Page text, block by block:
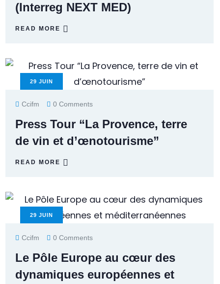
(Interreg NEXT MED)
READ MORE
29 JUIN
Ccifm 0 Comments
Press Tour “La Provence, terre
de vin et d’œnotourisme”
READ MORE
29 JUIN
Ccifm 0 Comments
Le Pôle Europe au cœur des
dynamiques européennes et